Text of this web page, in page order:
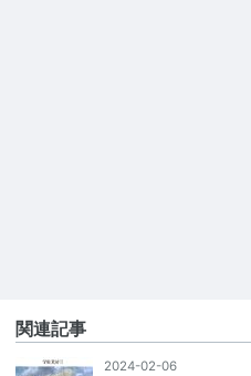
関連記事
2024-02-06